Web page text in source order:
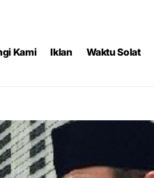
Kami Iklan Waktu Solat